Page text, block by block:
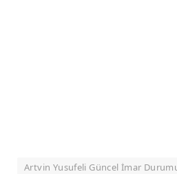
Artvin Yusufeli Güncel İmar